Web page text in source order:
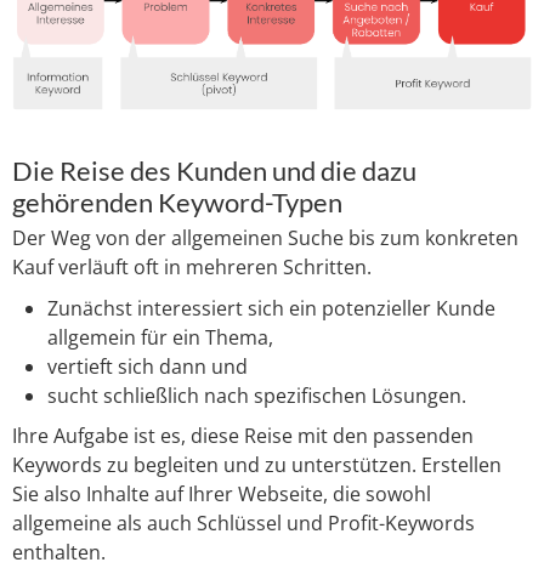
Die Reise des Kunden und die dazu
gehörenden Keyword-Typen
Der Weg von der allgemeinen Suche bis zum konkreten
Kauf verläuft oft in mehreren Schritten.
Zunächst interessiert sich ein potenzieller Kunde
allgemein für ein Thema,
vertieft sich dann und
sucht schließlich nach spezifischen Lösungen.
Ihre Aufgabe ist es, diese Reise mit den passenden
Keywords zu begleiten und zu unterstützen. Erstellen
Sie also Inhalte auf Ihrer Webseite, die sowohl
allgemeine als auch Schlüssel und Profit-Keywords
enthalten.